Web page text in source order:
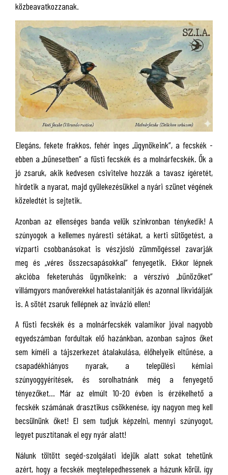
közbeavatkozzanak.
Elegáns, fekete frakkos, fehér inges „ügynökeink”, a fecskék -
ebben a „bűnesetben” a füsti fecskék és a molnárfecskék. Ők a
jó zsaruk, akik kedvesen csivitelve hozzák a tavasz ígéretét,
hirdetik a nyarat, majd gyülekezésükkel a nyári szünet végének
közeledtét is sejtetik.
Azonban az ellenséges banda velük szinkronban ténykedik! A
szúnyogok a kellemes nyáresti sétákat, a kerti sütögetést, a
vízparti csobbanásokat is vészjósló zümmögéssel zavarják
meg és „véres összecsapásokkal” fenyegetik. Ekkor lépnek
akcióba feketeruhás ügynökeink: a vérszívó „bűnözőket”
villámgyors manőverekkel hatástalanítják és azonnal likvidálják
is. A sötét zsaruk fellépnek az invázió ellen!
A füsti fecskék és a molnárfecskék valamikor jóval nagyobb
egyedszámban fordultak elő hazánkban, azonban sajnos őket
sem kíméli a tájszerkezet átalakulása, élőhelyeik eltűnése, a
csapadékhiányos nyarak, a települési kémiai
szúnyoggyérítések, és sorolhatnánk még a fenyegető
tényezőket... Már az elmúlt 10-20 évben is érzékelhető a
fecskék számának drasztikus csökkenése, így nagyon meg kell
becsülnünk őket! El sem tudjuk képzelni, mennyi szúnyogot,
legyet pusztítanak el egy nyár alatt!
Nálunk töltött segéd-szolgálati idejük alatt sokat tehetünk
azért, hogy a fecskék megtelepedhessenek a házunk körül, így